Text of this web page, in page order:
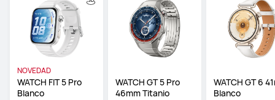
NOVEDAD
WATCH FIT 5 Pro
Blanco
WATCH GT 5 Pro
46mm Titanio
WATCH GT 6
Blanco